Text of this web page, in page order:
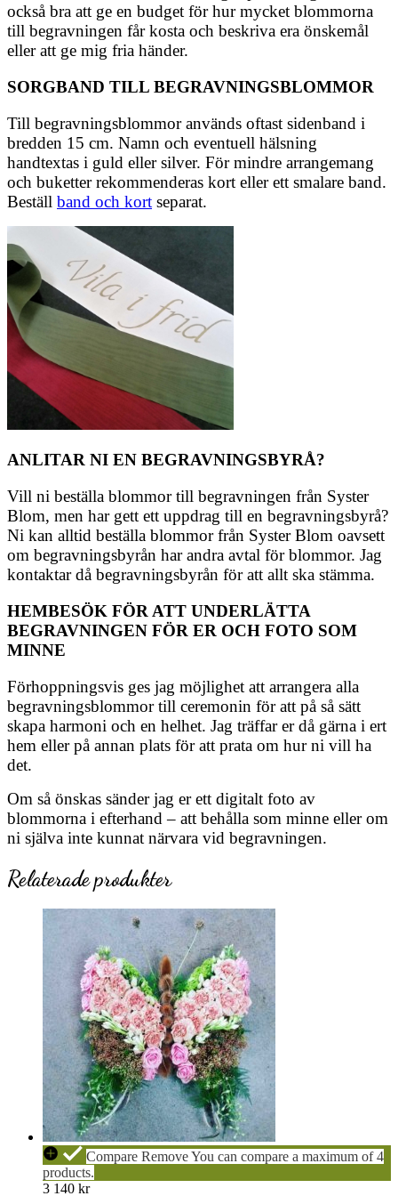
också bra att ge en budget för hur mycket blommorna
till begravningen får kosta och beskriva era önskemål
eller att ge mig fria händer.
SORGBAND TILL BEGRAVNINGSBLOMMOR
Till begravningsblommor används oftast sidenband i
bredden 15 cm. Namn och eventuell hälsning
handtextas i guld eller silver. För mindre arrangemang
och buketter rekommenderas kort eller ett smalare band.
Beställ band och kort separat.
ANLITAR NI EN BEGRAVNINGSBYRÅ?
Vill ni beställa blommor till begravningen från Syster
Blom, men har gett ett uppdrag till en begravningsbyrå?
Ni kan alltid beställa blommor från Syster Blom oavsett
om begravningsbyrån har andra avtal för blommor. Jag
kontaktar då begravningsbyrån för att allt ska stämma.
HEMBESÖK FÖR ATT UNDERLÄTTA
BEGRAVNINGEN FÖR ER OCH FOTO SOM
MINNE
Förhoppningsvis ges jag möjlighet att arrangera alla
begravningsblommor till ceremonin för att på så sätt
skapa harmoni och en helhet. Jag träffar er då gärna i ert
hem eller på annan plats för att prata om hur ni vill ha
det.
Om så önskas sänder jag er ett digitalt foto av
blommorna i efterhand – att behålla som minne eller om
ni själva inte kunnat närvara vid begravningen.
Relaterade produkter
VINGSLAG
Fjäril
CompareRemoveYou can compare a maximum of 4
products.
3 140 kr